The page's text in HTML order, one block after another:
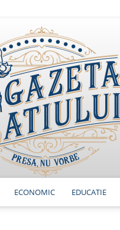
ECONOMIC EDUCATIE